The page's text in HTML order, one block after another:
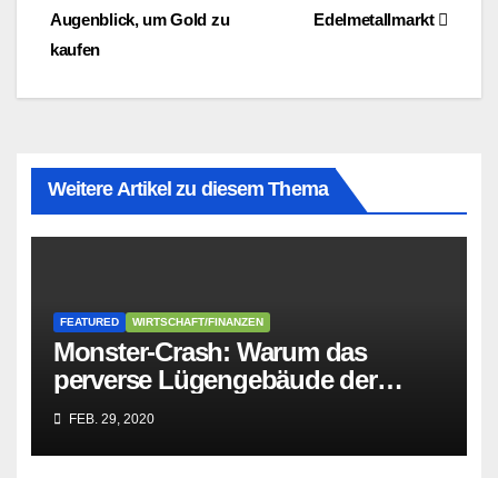
Edelmetallmarkt
Augenblick, um Gold zu
kaufen
Weitere Artikel zu diesem Thema
FEATURED WIRTSCHAFT/FINANZEN
Monster-Crash: Warum das
perverse Lügengebäude der
Sozialisten in sich
zusammenbricht!
FEB. 29, 2020